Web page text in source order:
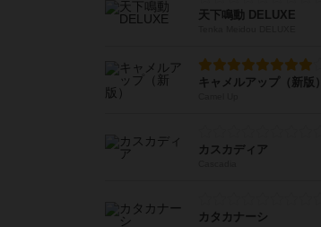
天下鳴動 DELUXE
キャメルアップ（新版）
カスカディア
カタカナーシ